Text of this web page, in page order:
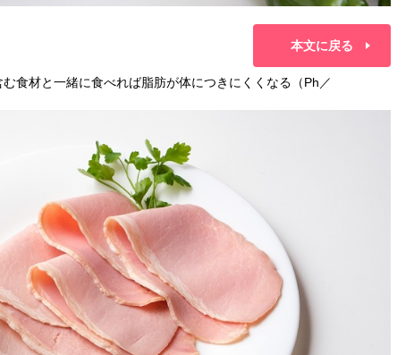
本文に戻る
食材と一緒に食べれば脂肪が体につきにくくなる（Ph／